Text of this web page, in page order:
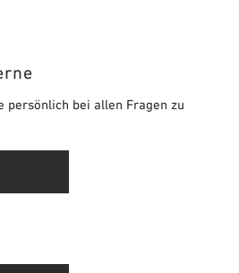
persönlich bei allen Fragen zu